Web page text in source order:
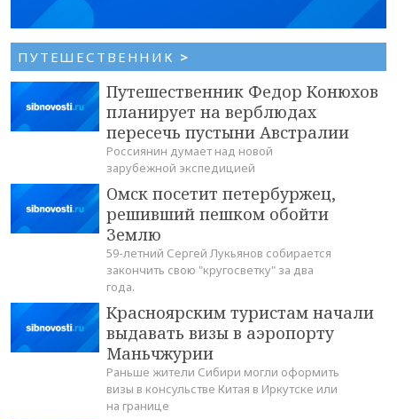
ПУТЕШЕСТВЕННИК >
Путешественник Федор Конюхов
планирует на верблюдах
пересечь пустыни Австралии
Россиянин думает над новой
зарубежной экспедицией
Омск посетит петербуржец,
решивший пешком обойти
Землю
59-летний Сергей Лукьянов собирается
закончить свою "кругосветку" за два
года.
Красноярским туристам начали
выдавать визы в аэропорту
Маньчжурии
Раньше жители Сибири могли оформить
визы в консульстве Китая в Иркутске или
на границе